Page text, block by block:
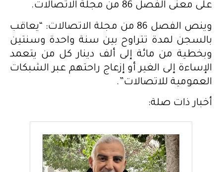
على معنى الفصل 86 من مجلة الاتصالات.
وينص الفصل 86 من مجلة الاتصالات: “يعاقب
بالسجن لمدة تتراوح بين سنة واحدة وسنتين
وبخطية من مائة إلى ألف دينار كل من يتعمد
الإساءة إلى الغير أو إزعاج راحتهم عبر الشبكات
العمومية للاتصالات”.
أخبار ذات صلة: